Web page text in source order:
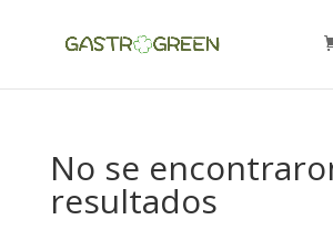
No se
resultados